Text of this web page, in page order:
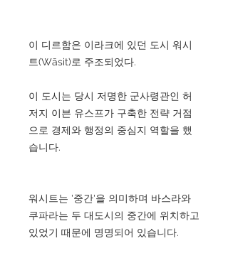
이 디르함은 이라크에 있던 도시 워시
트(Wāsit)로 주조되었다.
이 도시는 당시 저명한 군사령관인 허
저지 이븐 유스프가 구축한 전략 거점
으로 경제와 행정의 중심지 역할을 했
습니다.
워시트는 '중간'을 의미하며 바스라와
쿠파라는 두 대도시의 중간에 위치하고
있었기 때문에 명명되어 있습니다.